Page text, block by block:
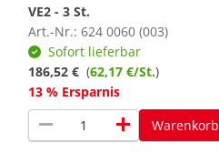
VE2 - 3 St.
Art.-Nr.: 624 0060 (003)
Sofort lieferbar
186,52 € (62,17 €/St.)
13 % Ersparnis
remove add Warenkorb